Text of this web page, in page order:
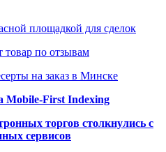
площадкой для сделок
товар по отзывам
на заказ в Минске
Mobile-First Indexing
торгов столкнулись с
сервисов